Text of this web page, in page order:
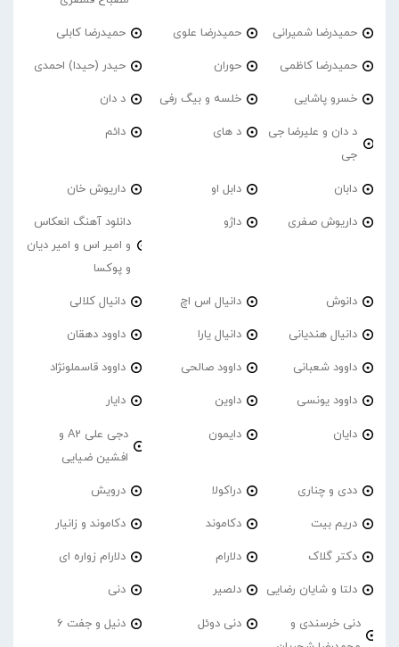
حمیدرضا شمیرانی حمیدرضا علوی حمیدرضا کابلی
حمیدرضا کاظمی حوران حیدر (حیدا) احمدی
خسرو پاشایی خلسه و بیگ رفی د دان
د دان و علیرضا جی
جی
د های دائم
دابان دابل او داریوش خان
داریوش صفری داژو
دانلود آهنگ انعکاس
و امیر اس و امیر دیان
و پوکسا
دانوش دانیال اس اچ دانیال کلالی
دانیال هندیانی دانیال یارا داوود دهقان
داوود شعبانی داوود صالحی داوود قاسملونژاد
داوود یونسی داوین دایار
دایان دایمون
دجی علی A2 و
افشین ضیایی
ددی و چناری دراکولا درویش
دریم بیت دکاموند دکاموند و زانیار
دکتر گلاک دلارام دلارام زواره ای
دلتا و شایان رضایی دلصیر دنی
دنی خرسندی و
دنی دوئل دنیل و جفت 6